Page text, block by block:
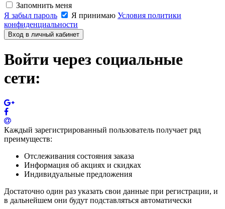
Запомнить меня
Я забыл пароль
Я принимаю Условия политики
конфиденциальности
Вход в личный кабинет
Войти через социальные
сети:
Каждый зарегистрированный пользователь получает ряд
преимуществ:
Отслеживания состояния заказа
Информация об акциях и скидках
Индивидуальные предложения
Достаточно один раз указать свои данные при регистрации, и
в дальнейшем они будут подставляться автоматически